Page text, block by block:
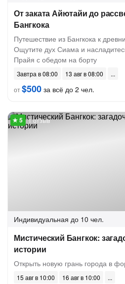
От заката Айютайи до
Бангкока
Путешествие из Бангкока к
Ощутите дух Сиама и
Прайя с обедом на борту
Завтра в 08:00
13 авг в 08:00
от$500 за всё до 2 чел.
1 отзыв
Индивидуальная до 10 чел.
Мистический Бангкок:
истории
Открыть новую грань города в
15 авг в 10:00
16 авг в 10:00